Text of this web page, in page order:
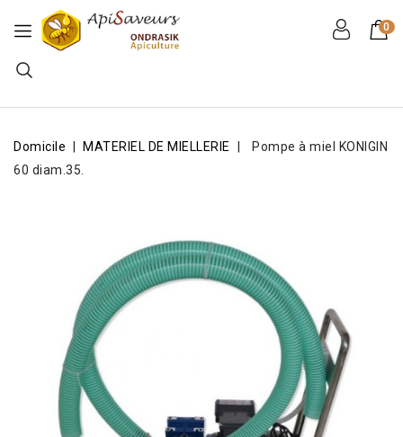
0
Domicile MATERIEL DE MIELLERIE
Pompe à miel KONIGIN
60 diam.35.